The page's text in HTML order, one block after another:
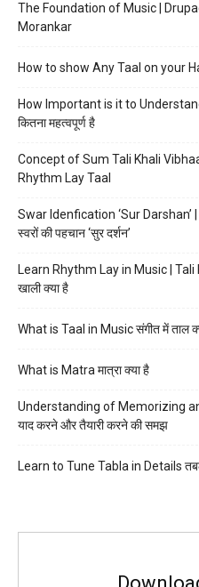
The Foundation of Music |
Morankar
How to show Any Taal on your
How Important is it to
कितना महत्वपूर्ण है
Concept of Sum Tali Khali
Rhythm Lay Taal
Swar Idenfication ‘Sur
स्वरों की पहचान ‘सुर दर्शन’
Learn Rhythm Lay in Music | Tali
खाली क्या है
What is Taal in Music संगीत में ताल
What is Matra मात्रा क्या है
Understanding of Memorizing
याद करने और तैयारी करने की समझ
Learn to Tune Tabla in Details